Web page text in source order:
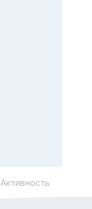
Активность